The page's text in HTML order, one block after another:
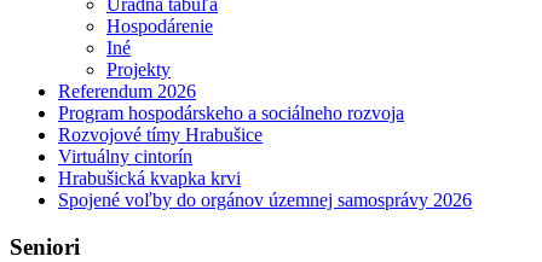
Úradná tabuľa
Hospodárenie
Iné
Projekty
Referendum 2026
Program hospodárskeho a sociálneho rozvoja
Rozvojové tímy Hrabušice
Virtuálny cintorín
Hrabušická kvapka krvi
Spojené voľby do orgánov územnej samosprávy 2026
Seniori